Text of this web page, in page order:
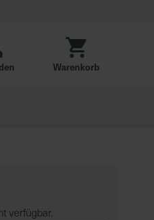
Warenkorb
verfügbar.